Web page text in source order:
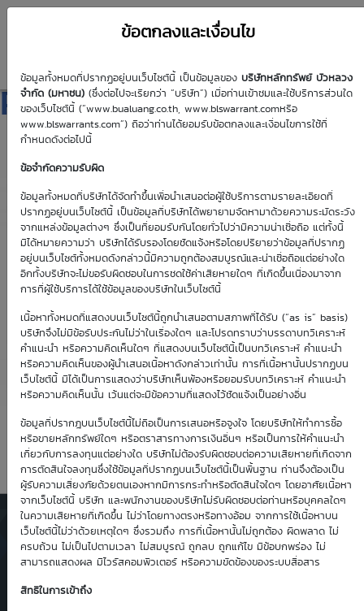
ข้อตกลงและเงื่อนไข
ข้อมูลทั้งหมดที่ปรากฏอยู่บนเว็บไซต์นี้ เป็นข้อมูลของ บริษัทหลักทรัพย์ บัวหลวง
จำกัด (มหาชน) (ซึ่งต่อไปจะเรียกว่า “บริษัท”) เมื่อท่านเข้าชมและใช้บริการส่วนใด
ของเว็บไซต์นี้ (“www.bualuang.co.th, www.blswarrant.comหรือ
www.blswarrants.com”) ถือว่าท่านได้ยอมรับข้อตกลงและเงื่อนไขการใช้ที่
กำหนดดังต่อไปนี้
ข้อจำกัดความรับผิด
ข้อมูลทั้งหมดที่บริษัทได้จัดทำขึ้นเพื่อนำเสนอต่อผู้ใช้บริการตามรายละเอียดที่
ปรากฏอยู่บนเว็บไซต์นี้ เป็นข้อมูลที่บริษัทได้พยายามจัดหามาด้วยความระมัดระวัง
จากแหล่งข้อมูลต่างๆ ซึ่งเป็นที่ยอมรับกันโดยทั่วไปว่ามีความน่าเชื่อถือ แต่ทั้งนี้
มิได้หมายความว่า บริษัทได้รับรองโดยชัดแจ้งหรือโดยปริยายว่าข้อมูลที่ปรากฏ
อยู่บนเว็บไซต์ทั้งหมดดังกล่าวนี้มีความถูกต้องสมบูรณ์และน่าเชื่อถือแต่อย่างใด
อีกทั้งบริษัทจะไม่ขอรับผิดชอบในการชดใช้ค่าเสียหายใดๆ ที่เกิดขึ้นเนื่องมาจาก
การที่ผู้ใช้บริการได้ใช้ข้อมูลของบริษัทในเว็บไซต์นี้
เนื้อหาทั้งหมดที่แสดงบนเว็บไซต์นี้ถูกนำเสนอตามสภาพที่ได้รับ (“as is” basis)
บริษัทจึงไม่มีข้อรับประกันไม่ว่าในเรื่องใดๆ และโปรดทราบว่าบรรดาบทวิเคราะห์
คำแนะนำ หรือความคิดเห็นใดๆ ที่แสดงบนเว็บไซต์นี้เป็นบทวิเคราะห์ คำแนะนำ
หรือความคิดเห็นของผู้นำเสนอเนื้อหาดังกล่าวเท่านั้น การที่เนื้อหานั้นปรากฏบน
เว็บไซต์นี้ มิได้เป็นการแสดงว่าบริษัทเห็นพ้องหรือยอมรับบทวิเคราะห์ คำแนะนำ
หรือความคิดเห็นนั้น เว้นแต่จะมีข้อความที่แสดงไว้ชัดแจ้งเป็นอย่างอื่น
ข้อมูลที่ปรากฎบนเว็บไซต์นี้ไม่ถือเป็นการเสนอหรือจูงใจ โดยบริษัทให้ทำการซื้อ
หรือขายหลักทรัพย์ใดๆ หรือตราสารทางการเงินอื่นๆ หรือเป็นการให้คำแนะนำ
เกี่ยวกับการลงทุนแต่อย่างใด บริษัทไม่ต้องรับผิดชอบต่อความเสียหายที่เกิดจาก
การตัดสินใจลงทุนซึ่งใช้ข้อมูลที่ปรากฏบนเว็บไซต์นี้เป็นพื้นฐาน ท่านจึงต้องเป็น
ผู้รับความเสี่ยงภัยด้วยตนเองหากมีการกระทำหรือตัดสินใจใดๆ โดยอาศัยเนื้อหา
จากเว็บไซต์นี้ บริษัท และพนักงานของบริษัทไม่รับผิดชอบต่อท่านหรือบุคคลใดๆ
ในความเสียหายที่เกิดขึ้น ไม่ว่าโดยทางตรงหรือทางอ้อม จากการใช้เนื้อหาบน
เว็บไซต์นี้ไม่ว่าด้วยเหตุใดๆ ซึ่งรวมถึง การที่เนื้อหานั้นไม่ถูกต้อง ผิดพลาด ไม่
ครบถ้วน ไม่เป็นไปตามเวลา ไม่สมบูรณ์ ถูกลบ ถูกแก้ไข มีข้อบกพร่อง ไม่
สามารถแสดงผล มีไวรัสคอมพิวเตอร์ หรือความขัดข้องของระบบสื่อสาร
สิทธิในการเข้าถึง
PTTEP01C2612A
วันซื้อขายวันแรก
26 มิ.ย. 2569
8 ส.ค. 2569
วันซื้อขายวันสุดท้าย
8 ธ.ค. 2569
Effective Gearing
4.96
Sensitivity
1.07
Time Decay
-0.82 %
TTM (days)
83
ตารางเสนอซื้อคืนเบื้องต้นของ
DW01*